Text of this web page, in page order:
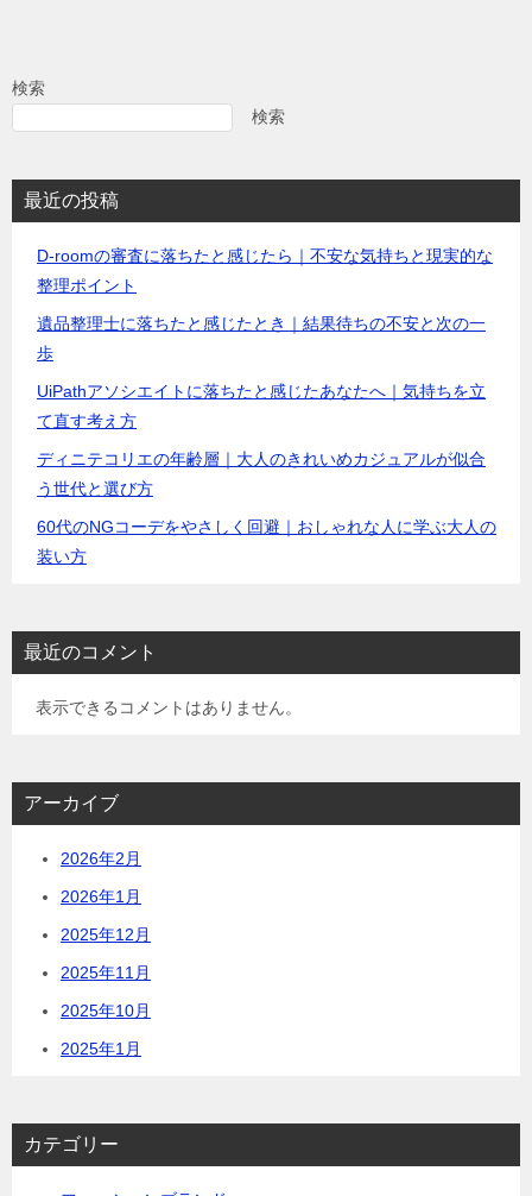
検索
検索
最近の投稿
D-roomの審査に落ちたと感じたら｜不安な気持ちと現実的な
整理ポイント
遺品整理士に落ちたと感じたとき｜結果待ちの不安と次の一
歩
UiPathアソシエイトに落ちたと感じたあなたへ｜気持ちを立
て直す考え方
ディニテコリエの年齢層｜大人のきれいめカジュアルが似合
う世代と選び方
60代のNGコーデをやさしく回避｜おしゃれな人に学ぶ大人の
装い方
最近のコメント
表示できるコメントはありません。
アーカイブ
2026年2月
2026年1月
2025年12月
2025年11月
2025年10月
2025年1月
カテゴリー